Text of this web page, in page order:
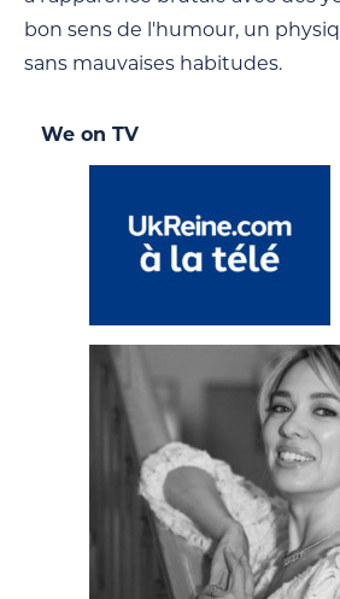
bon sens de l'humour, un
sans mauvaises habitudes.
We on TV